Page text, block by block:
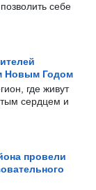
себе
Новым Годом
где живут
сердцем и
провели